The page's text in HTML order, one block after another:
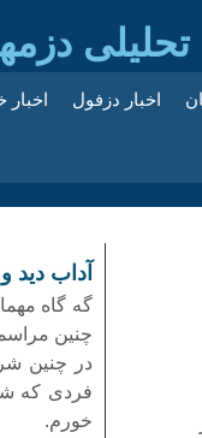
اخبار دزفول
آداب دید
گه گاه
چنین
در چنین
فردی که
خورم.